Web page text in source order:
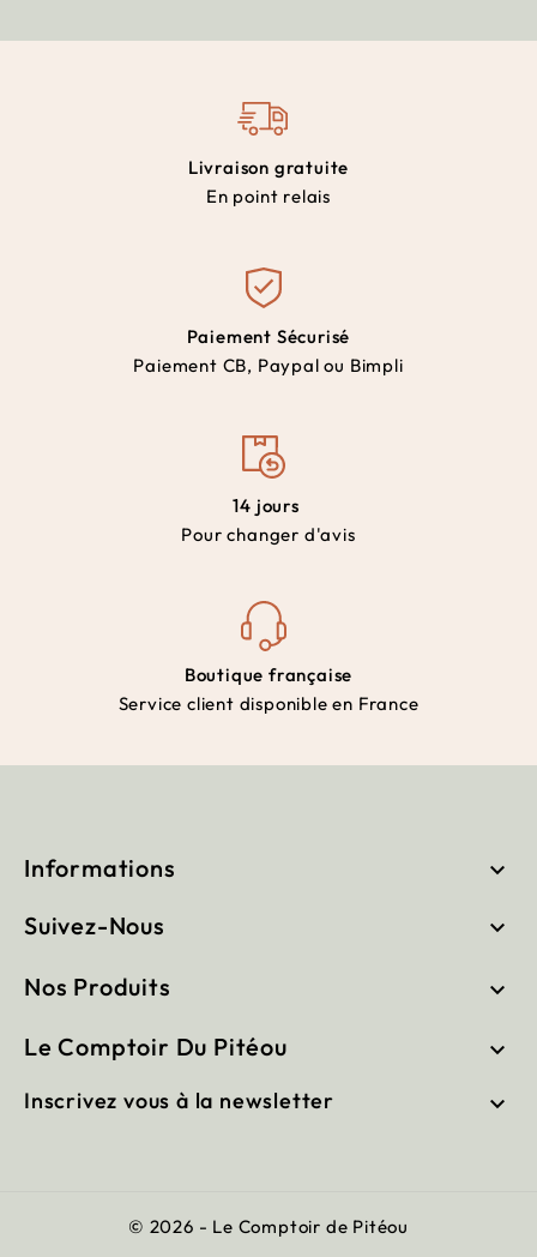
Livraison gratuite
En point relais
Paiement Sécurisé
Paiement CB, Paypal ou Bimpli
14 jours
Pour changer d'avis
Boutique française
Service client disponible en France
Informations 
Suivez-Nous 
Nos Produits 
Le Comptoir Du Pitéou 
Inscrivez vous à la newsletter 
© 2026 - Le Comptoir de Pitéou